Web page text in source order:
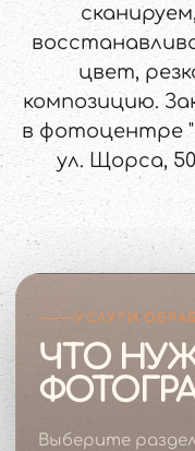
цвет,
композицию.
в фотоцентре
ул. Щорса,
УСЛУГИ
ЧТО
Выберите